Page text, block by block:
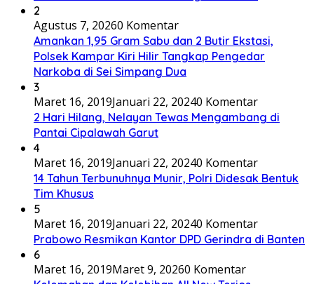
2
Agustus 7, 20260 Komentar
Amankan 1,95 Gram Sabu dan 2 Butir Ekstasi,
Polsek Kampar Kiri Hilir Tangkap Pengedar
Narkoba di Sei Simpang Dua
3
Maret 16, 2019Januari 22, 20240 Komentar
2 Hari Hilang, Nelayan Tewas Mengambang di
Pantai Cipalawah Garut
4
Maret 16, 2019Januari 22, 20240 Komentar
14 Tahun Terbunuhnya Munir, Polri Didesak Bentuk
Tim Khusus
5
Maret 16, 2019Januari 22, 20240 Komentar
Prabowo Resmikan Kantor DPD Gerindra di Banten
6
Maret 16, 2019Maret 9, 20260 Komentar